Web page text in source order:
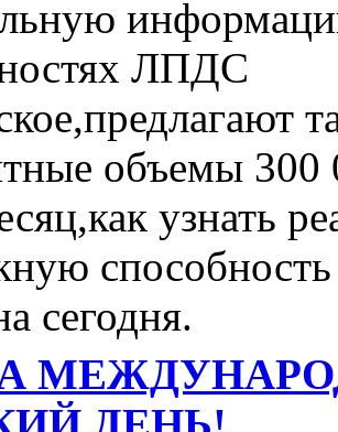
ЛПДС
объемы 300
узнать
способность
сегодня.